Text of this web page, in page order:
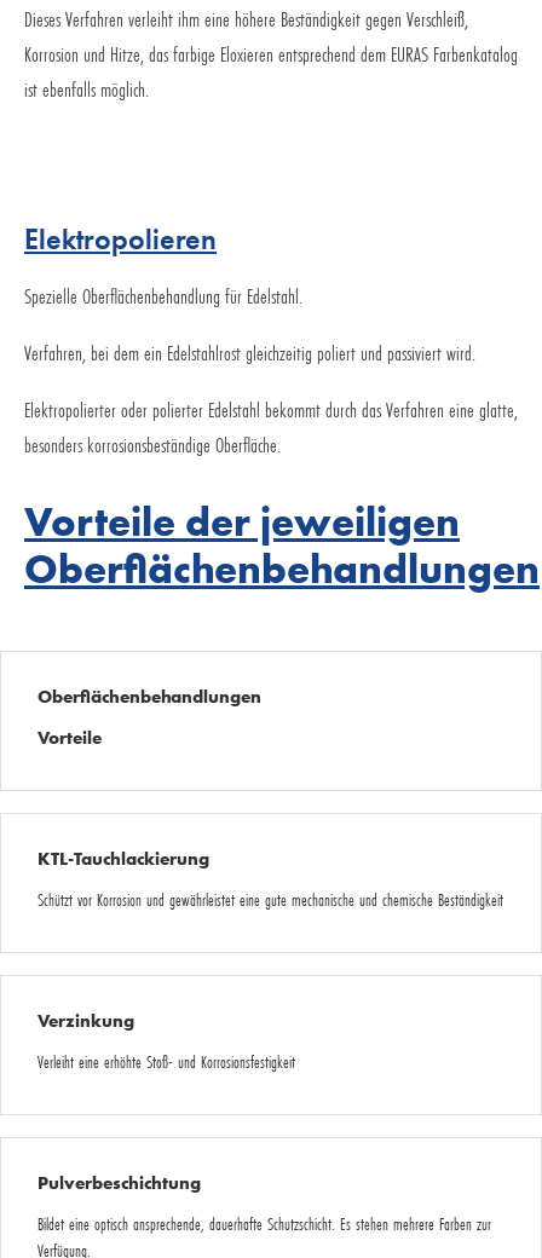
Dieses Verfahren verleiht ihm eine höhere Beständigkeit gegen Verschleiß,
Korrosion und Hitze, das farbige Eloxieren entsprechend dem EURAS Farbenkatalog
ist ebenfalls möglich.
Elektropolieren
Spezielle Oberflächenbehandlung für Edelstahl.
Verfahren, bei dem ein Edelstahlrost gleichzeitig poliert und passiviert wird.
Elektropolierter oder polierter Edelstahl bekommt durch das Verfahren eine glatte,
besonders korrosionsbeständige Oberfläche.
Vorteile der jeweiligen
Oberflächenbehandlungen
Oberflächenbehandlungen
Vorteile
KTL-Tauchlackierung
Schützt vor Korrosion und gewährleistet eine gute mechanische und chemische Beständigkeit
Verzinkung
Verleiht eine erhöhte Stoß- und Korrosionsfestigkeit
Pulverbeschichtung
Bildet eine optisch ansprechende, dauerhafte Schutzschicht. Es stehen mehrere Farben zur
Verfügung.